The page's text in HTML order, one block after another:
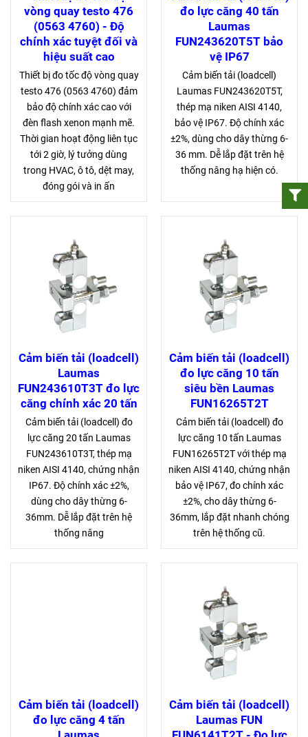
vòng quay testo 476
(0563 4760) - Độ
chính xác tuyệt đối và
hiệu suất cao
Thiết bị đo tốc độ vòng quay
testo 476 (0563 4760) đảm
bảo độ chính xác cao với
đèn flash xenon mạnh mẽ.
Thời gian hoạt động liên tục
tới 2 giờ, lý tưởng dùng
trong HVAC, ô tô, dệt may,
đóng gói và in ấn
đo lực căng 40 tấn
Laumas
FUN243620T5T bảo
vệ IP67
Cảm biến tải (loadcell)
Laumas FUN243620T5T,
thép mạ niken AISI 4140,
bảo vệ IP67. Độ chính xác
±2%, dùng cho dây thừng 6-
36 mm. Dễ lắp đặt trên hệ
thống nâng hạ hiện có.
Cảm biến tải (loadcell)
Laumas
FUN243610T3T đo lực
căng chính xác 20 tấn
Cảm biến tải (loadcell) đo
lực căng 20 tấn Laumas
FUN243610T3T, thép mạ
niken AISI 4140, chứng nhận
IP67. Độ chính xác ±2%,
dùng cho dây thừng 6-
36mm. Dễ lắp đặt trên hệ
thống nâng
Cảm biến tải (loadcell)
đo lực căng 10 tấn
siêu bền Laumas
FUN16265T2T
Cảm biến tải (loadcell) đo
lực căng 10 tấn Laumas
FUN16265T2T với thép mạ
niken AISI 4140, chứng nhận
bảo vệ IP67, đo chính xác
±2%, cho dây thừng 6-
36mm, lắp đặt nhanh chóng
trên hệ thống cũ.
Cảm biến tải (loadcell)
đo lực căng 4 tấn
Cảm biến tải (loadcell)
Laumas FUN